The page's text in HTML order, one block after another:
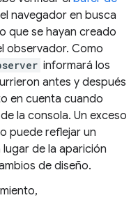
navegador en busca
que se hayan creado
observador. Como
informará los
antes y después
en cuenta cuando
la consola. Un exceso
puede reflejar un
de la aparición
de diseño.